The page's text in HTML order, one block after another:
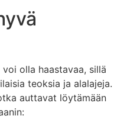
olla haastavaa, sillä
teoksia ja alalajeja.
auttavat löytämään